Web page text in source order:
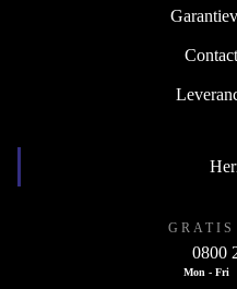
0800
Mon - Fri